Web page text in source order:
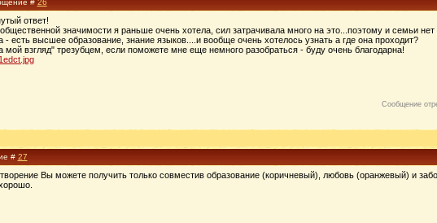
# 26
ответ!
значимости я раньше очень хотела, сил затрачивала много на это...поэтому и семьи нет
есть высшее образование, знание языков....и вообще очень хотелось узнать а где она проходит?
взгляд" трезубцем, если поможете мне еще немного разобраться - буду очень благодарна!
Сообщение
# 27
Вы можете получить только совместив образование (коричневый), любовь (оранжевый) и